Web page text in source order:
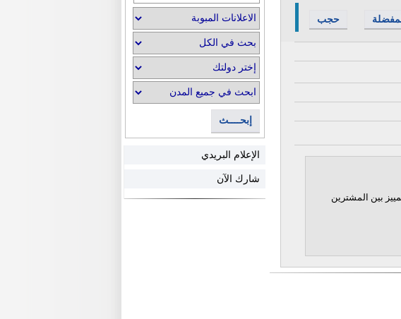
حجب
بين المشترين
إبحــــث
الإعلام البريدي
شارك الآن